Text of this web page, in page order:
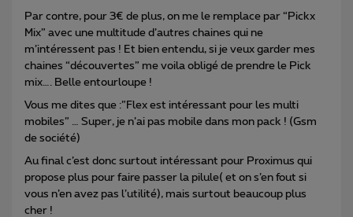
Par contre, pour 3€ de plus, on me le remplace par “Pickx
Mix” avec une multitude d’autres chaines qui ne
m’intéressent pas ! Et bien entendu, si je veux garder mes
chaines “découvertes” me voila obligé de prendre le Pick
mix…. Belle entourloupe !
Vous me dites que :”Flex est intéressant pour les multi
mobiles” … Super, je n’ai pas mobile dans mon pack ! (Gsm
de société)
Au final c’est donc surtout intéressant pour Proximus qui
propose plus pour faire passer la pilule( et on s’en fout si
vous n’en avez pas l’utilité), mais surtout beaucoup plus
cher !